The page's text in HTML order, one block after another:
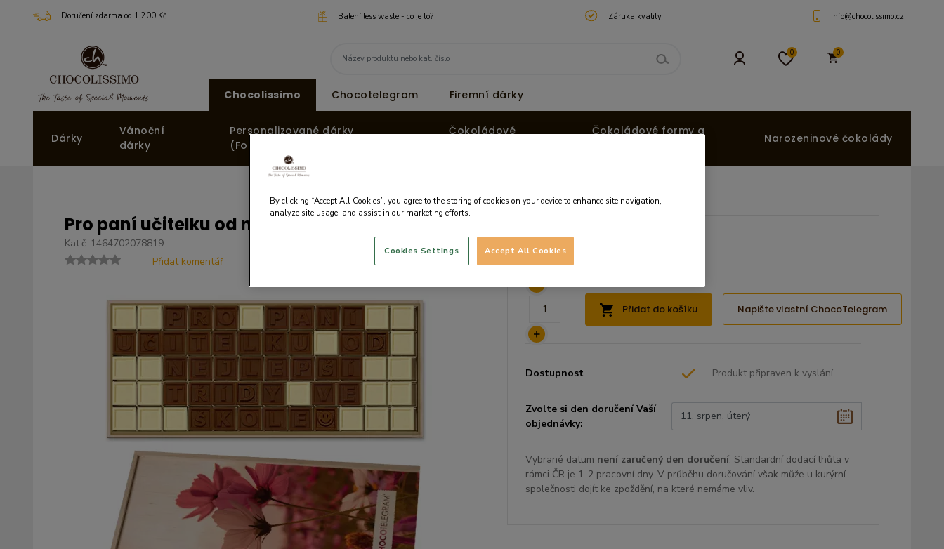
Doručení zdarma od 1 200 Kč Balení less waste - co je to? Záruka kvality info@chocolissimo.cz
0 0
Chocolissimo Chocotelegram Firemní dárky
Dárky
Vánoční
dárky
Personalizované dárky
(Fotodárky)
Čokoládové
Čokoládové formy a
Narozeninové čokolády
Pro paní učitelku od nejlepší třídy ve škole
Kat.č. 1464702078819
Přidat komentář
Cena: 1270.50 Kč
Cena bez DPH: 1104.78 Kč
Přidat do košíku Napište vlastní ChocoTelegram
Dostupnost Produkt připraven k vyslání
Zvolte si den doručení Vaší
objednávky:
Vybrané datum není zaručený den doručení. Standardní dodací lhůta v
rámci ČR je 1-2 pracovní dny. V průběhu doručování však může u kurýrní
společnosti dojít ke zpoždění, na které nemáme vliv.
By clicking “Accept All Cookies”, you agree to the storing of cookies on your device to enhance site navigation,
analyze site usage, and assist in our marketing efforts.
Accept All Cookies
Cookies Settings